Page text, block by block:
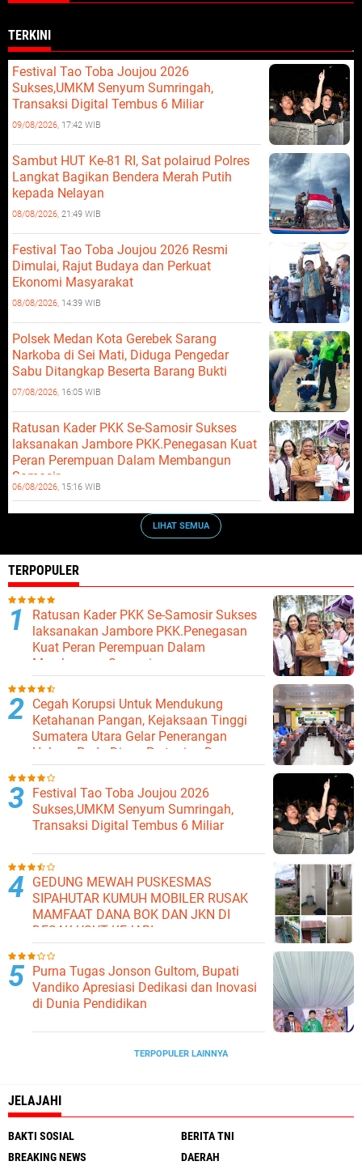
TERKINI
Festival Tao Toba Joujou 2026
Sukses,UMKM Senyum Sumringah,
Transaksi Digital Tembus 6 Miliar
09/08/2026, 17:42 WIB
Sambut HUT Ke-81 RI, Sat polairud Polres
Langkat Bagikan Bendera Merah Putih
kepada Nelayan
08/08/2026, 21:49 WIB
Festival Tao Toba Joujou 2026 Resmi
Dimulai, Rajut Budaya dan Perkuat
Ekonomi Masyarakat
08/08/2026, 14:39 WIB
Polsek Medan Kota Gerebek Sarang
Narkoba di Sei Mati, Diduga Pengedar
Sabu Ditangkap Beserta Barang Bukti
07/08/2026, 16:05 WIB
Ratusan Kader PKK Se-Samosir Sukses
laksanakan Jambore PKK.Penegasan Kuat
Peran Perempuan Dalam Membangun
Samosir.
06/08/2026, 15:16 WIB
LIHAT SEMUA
TERPOPULER
Ratusan Kader PKK Se-Samosir Sukses
laksanakan Jambore PKK.Penegasan
Kuat Peran Perempuan Dalam
Membangun Samosir.
Cegah Korupsi Untuk Mendukung
Ketahanan Pangan, Kejaksaan Tinggi
Sumatera Utara Gelar Penerangan
Hukum Pada Dinas Pertanian Dan
Ketahanan Pangan
Festival Tao Toba Joujou 2026
Sukses,UMKM Senyum Sumringah,
Transaksi Digital Tembus 6 Miliar
GEDUNG MEWAH PUSKESMAS
SIPAHUTAR KUMUH MOBILER RUSAK
MAMFAAT DANA BOK DAN JKN DI
DESAK USUT KEJARI
Purna Tugas Jonson Gultom, Bupati
Vandiko Apresiasi Dedikasi dan Inovasi
di Dunia Pendidikan
TERPOPULER LAINNYA
JELAJAHI
BAKTI SOSIAL
BERITA TNI
BREAKING NEWS
DAERAH